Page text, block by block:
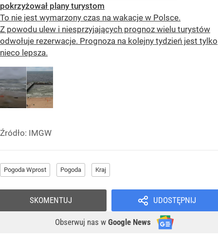
pokrzyżował plany turystom
To nie jest wymarzony czas na wakacje w Polsce.
Z powodu ulew i niesprzyjających prognoz wielu turystów
odwołuje rezerwacje. Prognoza na kolejny tydzień jest tylko
nieco lepsza.
Źródło: IMGW
Pogoda Wprost Pogoda Kraj
UDOSTĘPNIJ
Obserwuj nas w Google News
SKOMENTUJ